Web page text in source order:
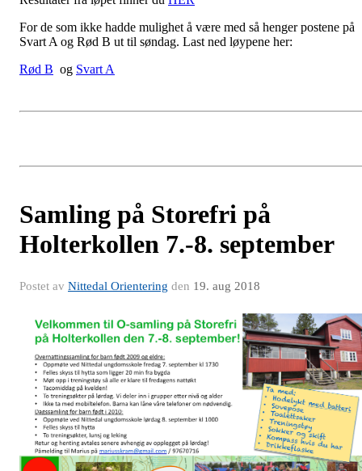
For de som ikke hadde mulighet å være med så henger postene på
Svart A og Rød B ut til søndag. Last ned løypene her:
Rød B og Svart A
Samling på Storefri på
Holterkollen 7.-8. september
Postet av Nittedal Orientering den 19. aug 2018